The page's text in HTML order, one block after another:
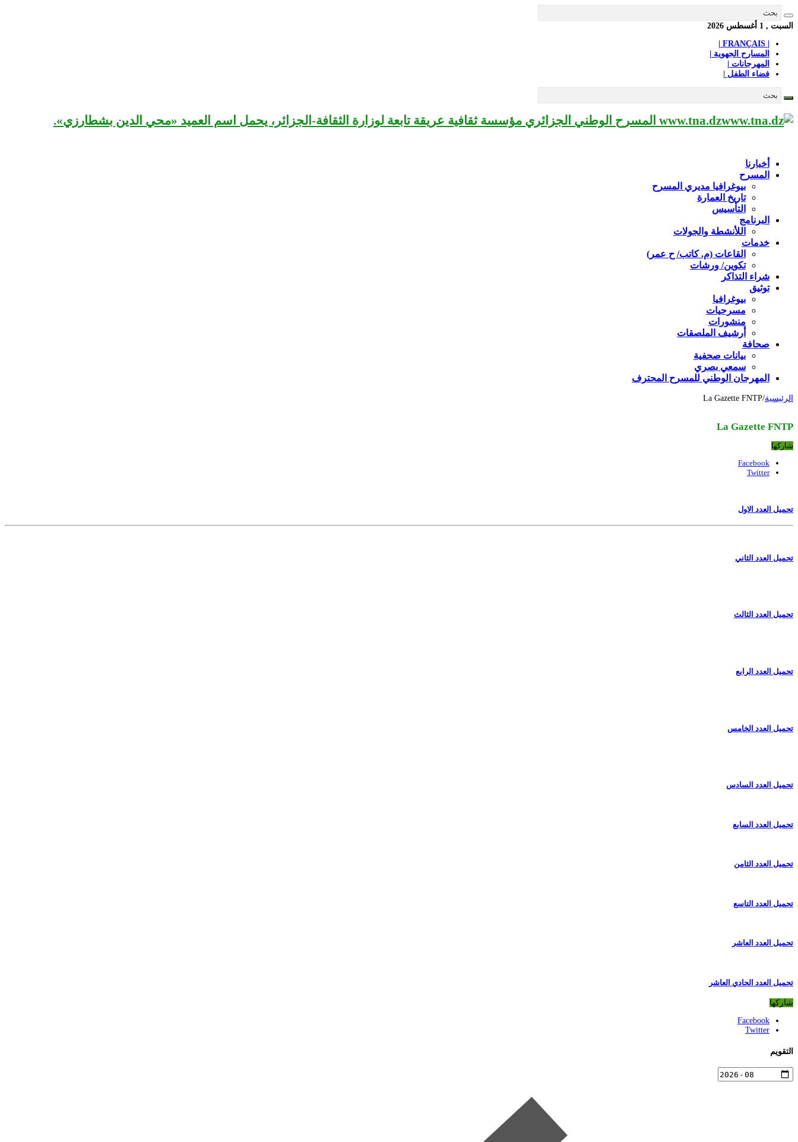
السبت , 1 أغسطس 2026
المسارح الجهوية |
المهرجانات |
فضاء الطفل |
www.tna.dz المسرح الوطني الجزائري مؤسسة ثقافية عريقة تابعة لوزارة الثقافة-الجزائر، يحمل اسم العميد «محي الدين بشطارزي».
أخبارنا
المسرح
بيوغرافيا مديري المسرح
تاريخ العمارة
التأسيس
البرنامج
اللأنشطة والجولات
خدمات
القاعات (م. كاتب/ ح عمر)
تكوين/ ورشات
شراء التذاكر
توثيق
بيوغرافيا
مسرحيات
منشورات
أرشيف الملصقات
صحافة
بيانات صحفية
سمعي بصري
المهرجان الوطني للمسرح المحترف
الرئيسية/
La Gazette FNTP
La Gazette FNTP
شاركها
Facebook
Twitter
تحميل العدد الاول
تحميل العدد الثاني
تحميل العدد الثالث
تحميل العدد الرابع
تحميل العدد الخامس
تحميل العدد السادس
تحميل العدد السابع
تحميل العدد الثامن
تحميل العدد التاسع
تحميل العدد العاشر
تحميل العدد الحادي العاشر
شاركها
Facebook
Twitter
التقويم